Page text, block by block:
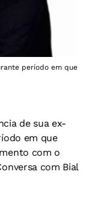
período em que
de sua ex-
em que
com o
com Bial